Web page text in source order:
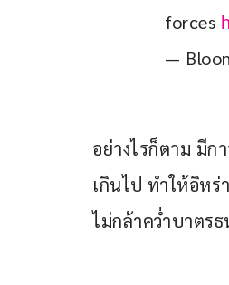
forces
—
อย่างไรก็ตาม มีก
เกินไป ทำให้อิห
ไม่กล้าคว่ำบาตร